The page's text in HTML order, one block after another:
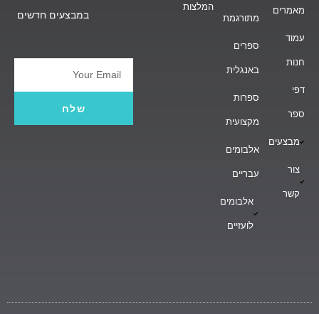
מאמרים
עמוד
חנות
דפי
ספר
מבצעים
צור
קשר
מתורגמת
ספרים
באנגלית
ספרות
מקצועית
אלבומים
עבריים
אלבומים
לועזיים
המלצות
במבצעים חדשים
Email
שלח